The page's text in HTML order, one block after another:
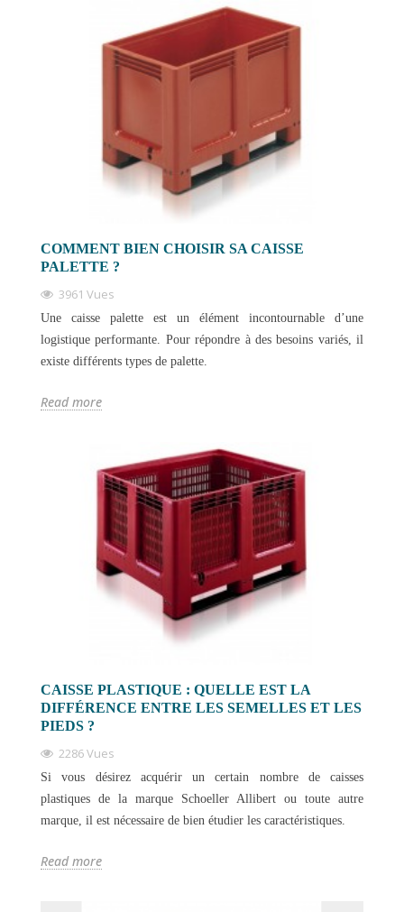
COMMENT BIEN CHOISIR SA CAISSE
PALETTE ?
3961 Vues
Une caisse palette est un élément incontournable d’une
logistique performante. Pour répondre à des besoins variés, il
existe différents types de palette.
Read more
CAISSE PLASTIQUE : QUELLE EST LA
DIFFÉRENCE ENTRE LES SEMELLES ET LES
PIEDS ?
2286 Vues
Si vous désirez acquérir un certain nombre de caisses
plastiques de la marque Schoeller Allibert ou toute autre
marque, il est nécessaire de bien étudier les caractéristiques.
Read more